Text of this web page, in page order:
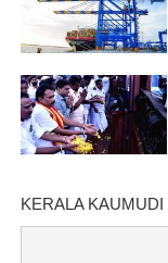
KERALA KAUMUDI